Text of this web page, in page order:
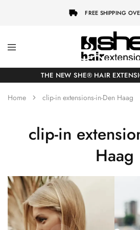
FREE SHIPPING
She-
Hairextensions
Socap
Premium
Hair
THE NEW SHE® HAIR
Home clip-in extensions-in-Den Haag
clip-in
Haag